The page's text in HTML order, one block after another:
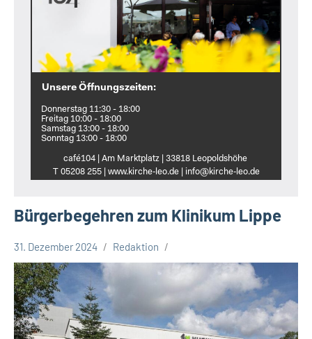
Unsere Öffnungszeiten:
Donnerstag 11:30 - 18:00
Freitag 10:00 - 18:00
Samstag 13:00 - 18:00
Sonntag 13:00 - 18:00
café104 | Am Marktplatz | 33818 Leopoldshöhe
T 05208 255 | www.kirche‑leo.de | info@kirche‑leo.de
Bürgerbegehren zum Klinikum Lippe
Lippe
Lippische
Gesellschaft
31. Dezember 2024 Redaktion